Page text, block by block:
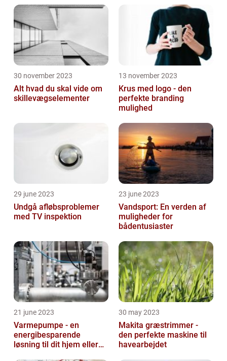
30 november 2023
Alt hvad du skal vide om
skillevægselementer
13 november 2023
Krus med logo - den
perfekte branding
mulighed
29 june 2023
Undgå afløbsproblemer
med TV inspektion
23 june 2023
Vandsport: En verden af
muligheder for
bådentusiaster
21 june 2023
Varmepumpe - en
energibesparende
løsning til dit hjem eller
30 may 2023
Makita græstrimmer -
den perfekte maskine til
havearbejdet